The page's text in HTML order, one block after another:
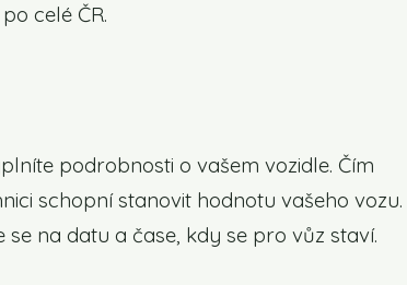
celé ČR.
podrobnosti o vašem vozidle. Čím
schopní stanovit hodnotu vašeho vozu.
na datu a čase, kdy se pro vůz staví.